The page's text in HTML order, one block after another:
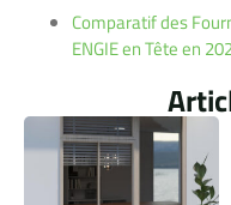
Comparatif des
ENGIE en Tête en